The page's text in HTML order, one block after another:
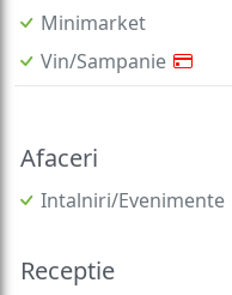
Minimarket
Vin/Sampanie
Afaceri
Intalniri/Evenimente
Receptie